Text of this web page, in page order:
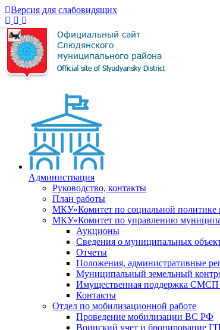
Версия для слабовидящих
Администрация
Руководство, контакты
План работы
МКУ«Комитет по социальной политике
МКУ«Комитет по управлению
Аукционы
Сведения о муниципальных
Отчеты
Положения, административные
Муниципальный земельный
Имущественная поддержка СМСП
Контакты
Отдел по мобилизационной работе
Проведение мобилизации ВС РФ
Воинский учет и бронирование